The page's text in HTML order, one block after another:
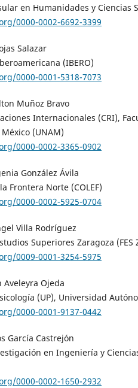
en Humanidades y Ciencias
0000-0002-6692-3399
Salazar
(IBERO)
0000-0001-5318-7073
Muñoz Bravo
Internacionales (CRI),
(UNAM)
0000-0002-3365-0902
González Ávila
Frontera Norte (COLEF)
0000-0002-5925-0704
Villa Rodríguez
Superiores Zaragoza
0009-0001-3254-5975
Aveleyra Ojeda
(UP), Universidad
0000-0001-9137-0442
García Castrejón
en Ingeniería y
0000-0002-1650-2932